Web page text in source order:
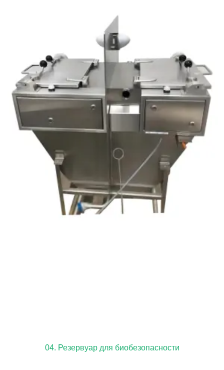
04. Резервуар для биобезопасности